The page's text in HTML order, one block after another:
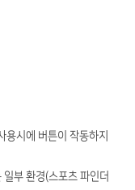
용시에 버튼이 작동하지
부 환경(스포츠 파인더